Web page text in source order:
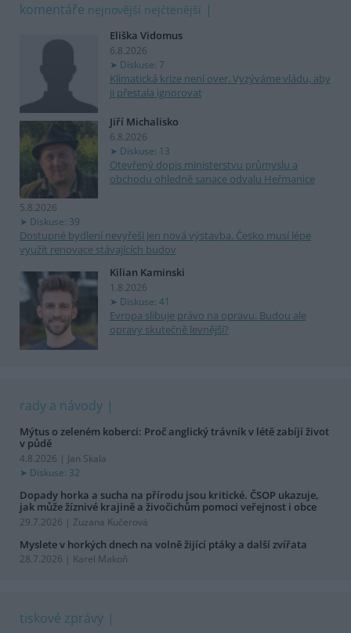
komentáře nejnovější nejčtenější
Eliška Vidomus
6.8.2026
Diskuse: 7
Klimatická krize není over. Vyzýváme vládu, aby
ji přestala ignorovat
Jiří Michalisko
6.8.2026
Diskuse: 13
Otevřený dopis ministerstvu průmyslu a
obchodu ohledně sanace odvalu Heřmanice
5.8.2026
Diskuse: 39
Dostupné bydlení nevyřeší jen nová výstavba. Česko musí lépe
využít renovace stávajících budov
Kilian Kaminski
1.8.2026
Diskuse: 41
Evropa slibuje právo na opravu. Budou ale
opravy skutečně levnější?
rady a návody
Mýtus o zeleném koberci: Proč anglický trávník v létě zabíjí život
v půdě
4.8.2026 | Jan Skala
Diskuse: 32
Dopady horka a sucha na přírodu jsou kritické. ČSOP ukazuje,
jak může žíznivé krajině a živočichům pomoci veřejnost i obce
29.7.2026 | Zuzana Kučerová
Myslete v horkých dnech na volně žijící ptáky a další zvířata
28.7.2026 | Karel Makoň
tiskové zprávy